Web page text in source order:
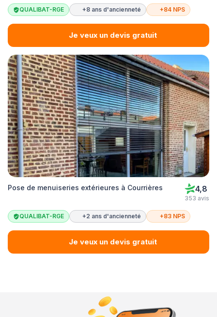
QUALIBAT-RGE +8 ans d'ancienneté +84 NPS
Je veux un devis gratuit
Pose de menuiseries extérieures à Courrières 4,8
353 avis
QUALIBAT-RGE +2 ans d'ancienneté +83 NPS
Je veux un devis gratuit